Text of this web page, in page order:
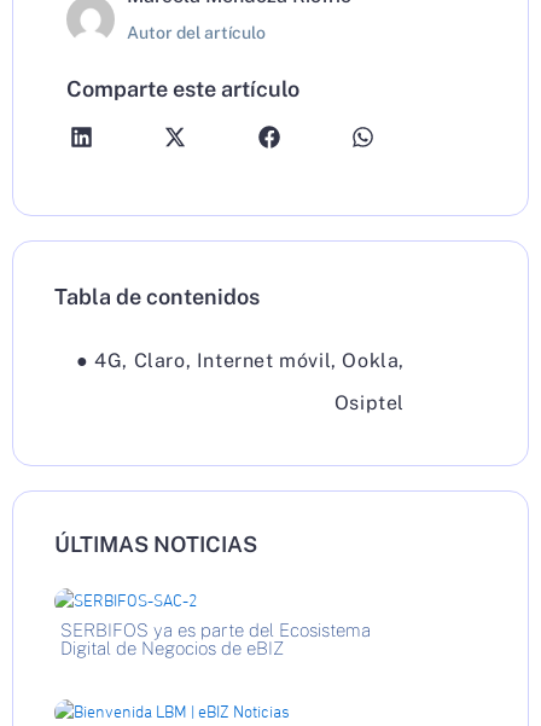
Autor del artículo
Comparte este artículo
Tabla de contenidos
● 4G, Claro, Internet móvil, Ookla,
Osiptel
ÚLTIMAS NOTICIAS
SERBIFOS ya es parte del Ecosistema
Digital de Negocios de eBIZ